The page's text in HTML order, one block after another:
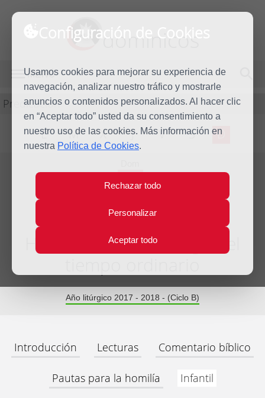
Configuración de Cookies
Usamos cookies para mejorar su experiencia de
navegación, analizar nuestro tráfico y mostrarle
anuncios o contenidos personalizados. Al hacer clic
en “Aceptar todo” usted da su consentimiento a
nuestro uso de las cookies. Más información en
nuestra Política de Cookies.
Rechazar todo
Personalizar
Aceptar todo
dominicos
MENÚ
Predicación
L M X J V S D
18
Nov
Homilía XXXIII Domingo del
Año litúrgico 2017 - 2018 - (Ciclo B)
Introducción Lecturas Comentario bíblico
Pautas para la homilía Infantil